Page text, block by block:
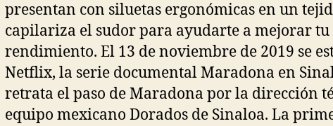
presentan con siluetas ergonómicas en un
capilariza el sudor para ayudarte a mejorar tu
rendimiento. El 13 de noviembre de 2019 se
Netflix, la serie documental Maradona en
retrata el paso de Maradona por la dirección
equipo mexicano Dorados de Sinaloa. La